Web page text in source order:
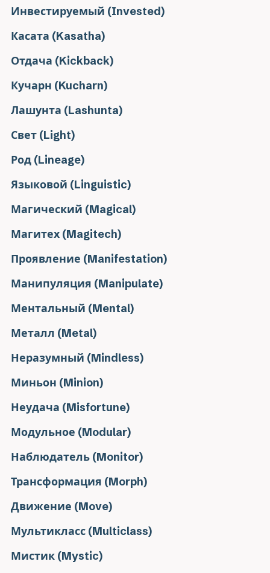
Инвестируемый (Invested)
Касата (Kasatha)
Отдача (Kickback)
Кучарн (Kucharn)
Лашунта (Lashunta)
Свет (Light)
Род (Lineage)
Языковой (Linguistic)
Магический (Magical)
Магитех (Magitech)
Проявление (Manifestation)
Манипуляция (Manipulate)
Ментальный (Mental)
Металл (Metal)
Неразумный (Mindless)
Миньон (Minion)
Неудача (Misfortune)
Модульное (Modular)
Наблюдатель (Monitor)
Трансформация (Morph)
Движение (Move)
Мультикласс (Multiclass)
Мистик (Mystic)